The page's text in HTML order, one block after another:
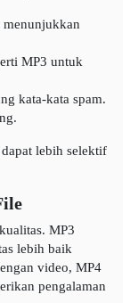
MP3 untuk
kata-kata spam.
lebih selektif
MP3
lebih baik
video, MP4
pengalaman